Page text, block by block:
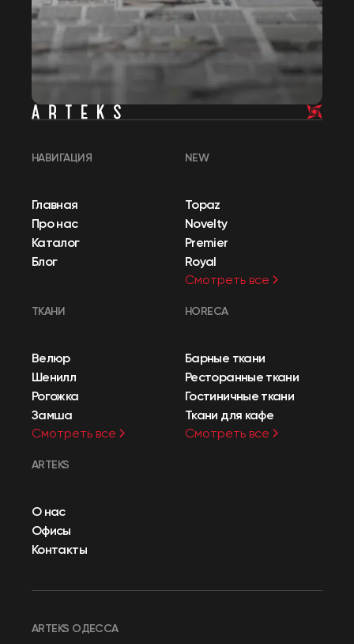
НАВИГАЦИЯ
Главная
Про нас
Каталог
Блог
NEW
Topaz
Novelty
Premier
Royal
Смотреть все
ТКАНИ
Велюр
Шенилл
Рогожка
Замша
Смотреть все
HORECA
Барные ткани
Ресторанные ткани
Гостиничные ткани
Ткани для кафе
Смотреть все
ARTEKS
О нас
Офисы
Контакты
ARTEKS ОДЕССА